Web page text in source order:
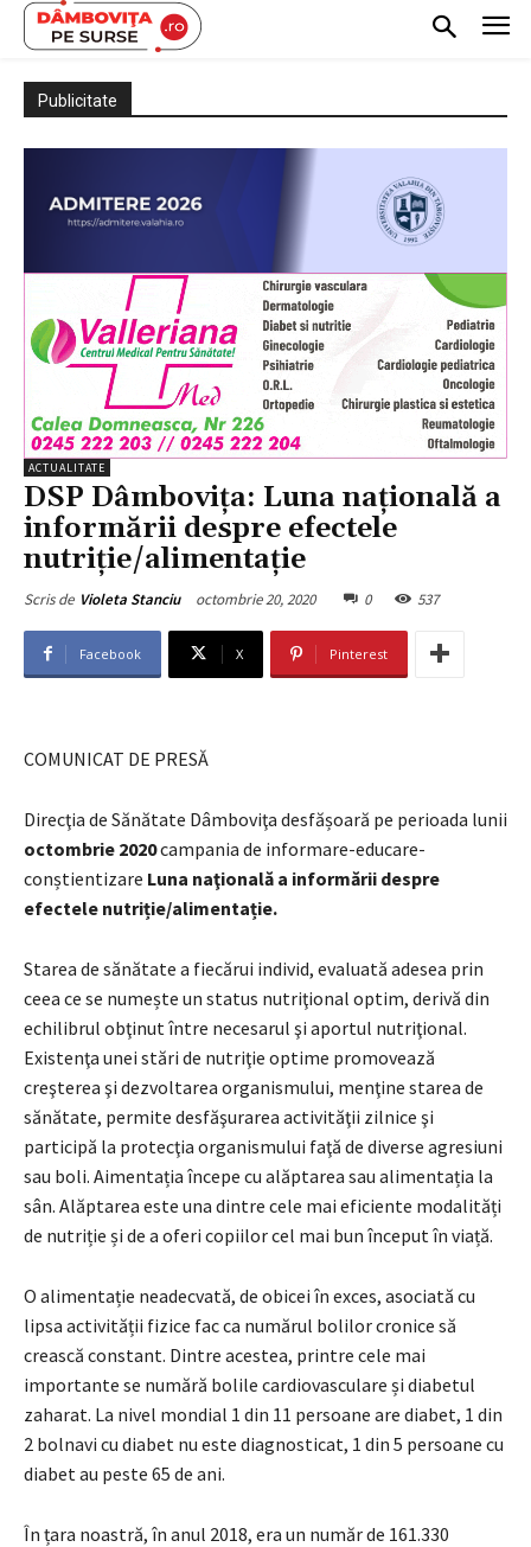
Publicitate
ACTUALITATE
DSP Dâmbovița: Luna naţională a
informării despre efectele
nutriție/alimentație
Scris de Violeta Stanciu octombrie 20, 2020 0 537
Facebook X Pinterest
COMUNICAT DE PRESĂ
Direcţia de Sănătate Dâmboviţa desfășoară pe perioada lunii
octombrie 2020campania de informare-educare-
conștientizare Luna naţională a informării despre
efectele nutriție/alimentație.
Starea de sănătate a fiecărui individ, evaluată adesea prin
ceea ce se numește un status nutriţional optim, derivă din
echilibrul obţinut între necesarul şi aportul nutriţional.
Existenţa unei stări de nutriţie optime promovează
creşterea şi dezvoltarea organismului, menţine starea de
sănătate, permite desfăşurarea activităţii zilnice şi
participă la protecţia organismului faţă de diverse agresiuni
sau boli. Aimentația începe cu alăptarea sau alimentația la
sân. Alăptarea este una dintre cele mai eficiente modalități
de nutriție și de a oferi copiilor cel mai bun început în viață.
O alimentație neadecvată, de obicei în exces, asociată cu
lipsa activității fizice fac ca numărul bolilor cronice să
crească constant. Dintre acestea, printre cele mai
importante se numără bolile cardiovasculare și diabetul
zaharat. La nivel mondial 1 din 11 persoane are diabet, 1 din
2 bolnavi cu diabet nu este diagnosticat, 1 din 5 persoane cu
diabet au peste 65 de ani.
În țara noastră, în anul 2018, era un număr de 161.330